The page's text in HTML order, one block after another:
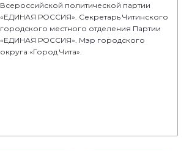
Всероссийской политической партии
«ЕДИНАЯ РОССИЯ». Секретарь Читинского
городского местного отделения Партии
«ЕДИНАЯ РОССИЯ». Мэр городского
округа «Город Чита».